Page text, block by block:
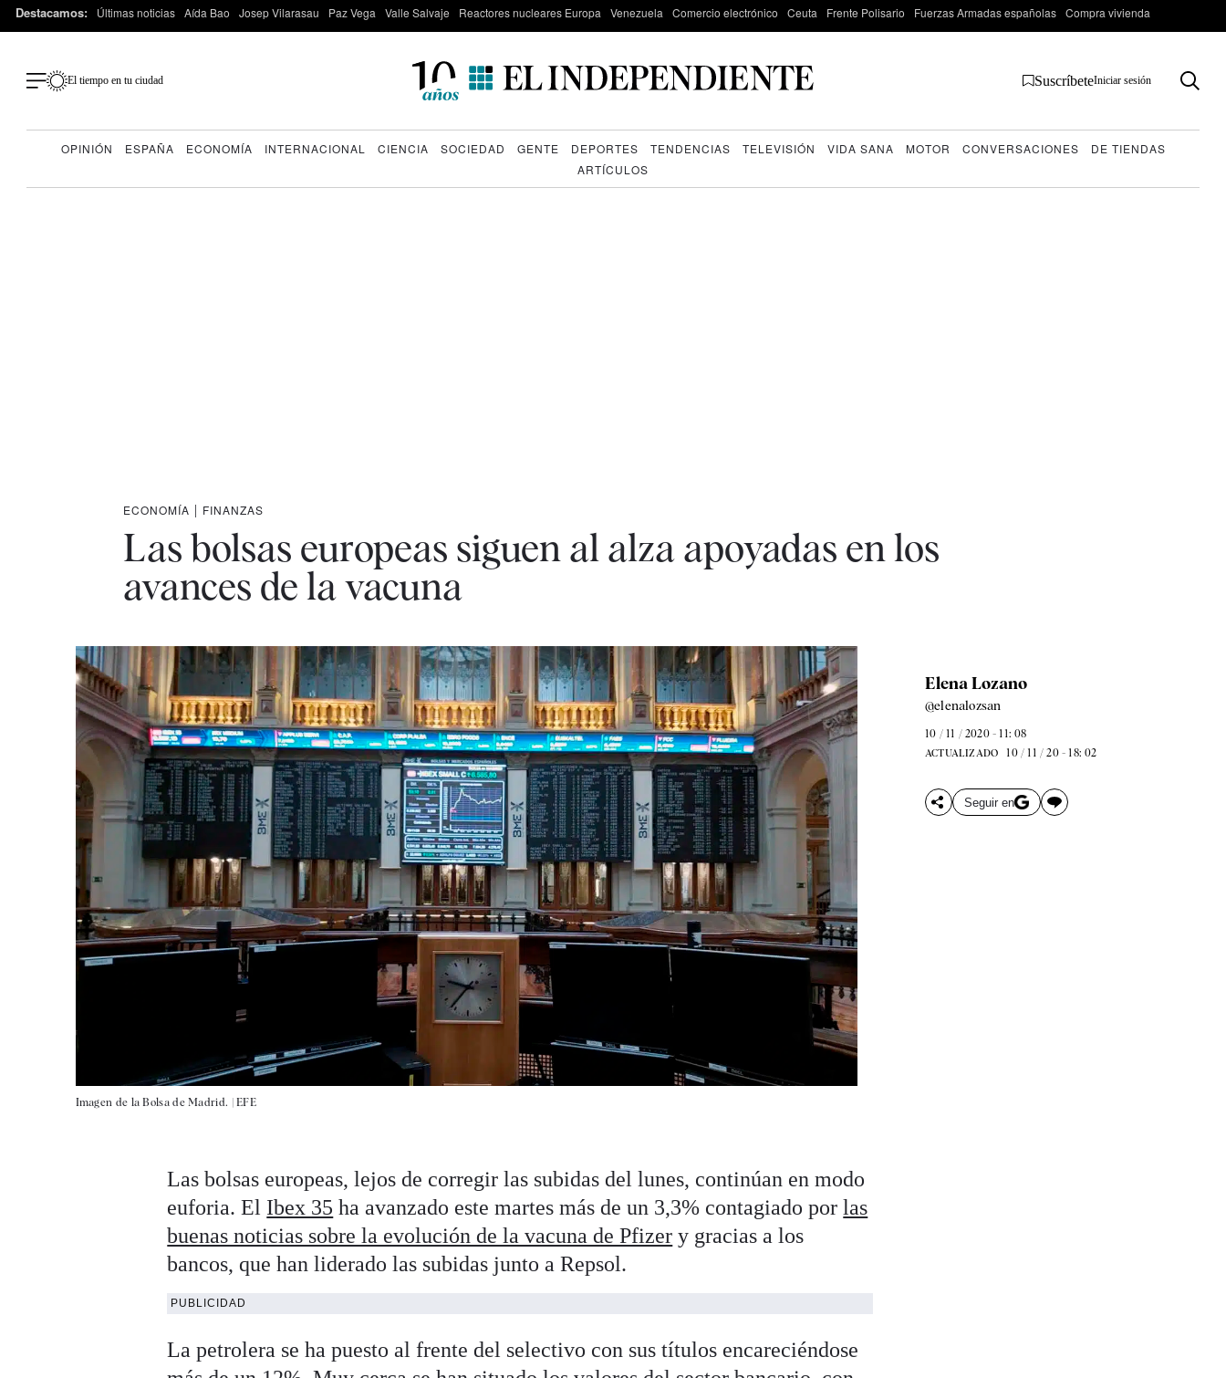
Destacamos: Últimas noticias Aída Bao Josep Vilarasau Paz Vega Valle Salvaje Reactores nucleares Europa Venezuela Comercio electrónico Ceuta Frente Polisario Fuerzas Armadas españolas Compra vivienda
El tiempo en tu ciudad SuscríbeteIniciar sesión
OPINIÓN ESPAÑA ECONOMÍA INTERNACIONAL CIENCIA SOCIEDAD GENTE DEPORTES TENDENCIAS TELEVISIÓN VIDA SANA MOTOR CONVERSACIONES
DE TIENDAS
ARTÍCULOS
ECONOMÍA | FINANZAS
Las bolsas europeas siguen al alza apoyadas en los
avances de la vacuna
Imagen de la Bolsa de Madrid. |EFE
Elena Lozano
@elenalozsan
10 / 11 / 2020 - 11: 08
ACTUALIZADO 10 / 11 / 20 - 18: 02
Seguir en
Las bolsas europeas, lejos de corregir las subidas del lunes, continúan en modo
euforia. El Ibex 35 ha avanzado este martes más de un 3,3% contagiado porlas
buenas noticias sobre la evolución de la vacuna de Pfizer y gracias a los
bancos, que han liderado las subidas junto a Repsol.
PUBLICIDAD
La petrolera se ha puesto al frente del selectivo con sus títulos encareciéndose